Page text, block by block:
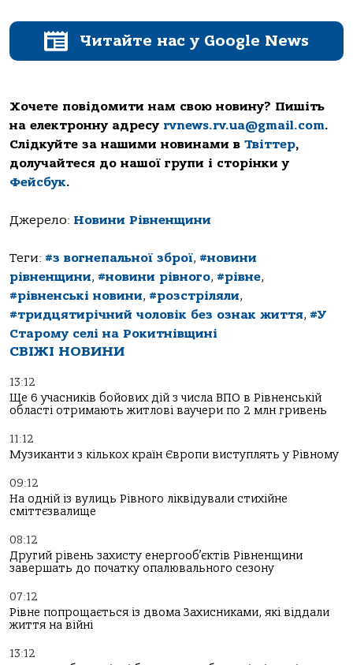
Читайте нас у Google News
Хочете повідомити нам свою новину? Пишіть
на електронну адресу rvnews.rv.ua@gmail.com.
Слідкуйте за нашими новинами в Твіттер,
долучайтеся до нашої групи і сторінки у
Фейсбук.
Джерело: Новини Рівненщини
Теги: #з вогнепальної зброї, #новини
рівненщини, #новини рівного, #рівне,
#рівненські новини, #розстріляли,
#тридцятирічний чоловік без ознак життя, #У
Старому селі на Рокитнівщині
СВІЖІ НОВИНИ
13:12
Ще 6 учасників бойових дій з числа ВПО в Рівненській
області отримають житлові ваучери по 2 млн гривень
11:12
Музиканти з кількох країн Європи виступлять у Рівному
09:12
На одній із вулиць Рівного ліквідували стихійне
сміттєзвалище
08:12
Другий рівень захисту енергооб’єктів Рівненщини
завершать до початку опалювального сезону
07:12
Рівне попрощається із двома Захисниками, які віддали
життя на війні
13:12